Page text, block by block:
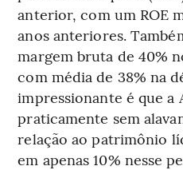
anterior, com um ROE
anos anteriores.
margem bruta de 40%
com média de 38% na
impressionante é que a
praticamente sem
relação ao patrimônio
em apenas 10% nesse